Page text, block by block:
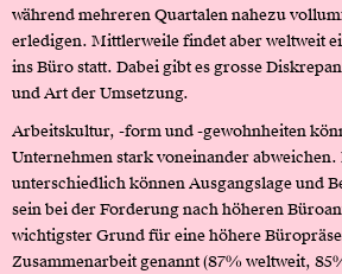
während mehreren Quartalen nahezu
erledigen. Mittlerweile findet aber weltweit
ins Büro statt. Dabei gibt es grosse
und Art der Umsetzung.
Arbeitskultur, -form und -gewohnheiten
Unternehmen stark voneinander abweichen.
unterschiedlich können Ausgangslage und
sein bei der Forderung nach höheren
wichtigster Grund für eine höhere
Zusammenarbeit genannt (87% weltweit,